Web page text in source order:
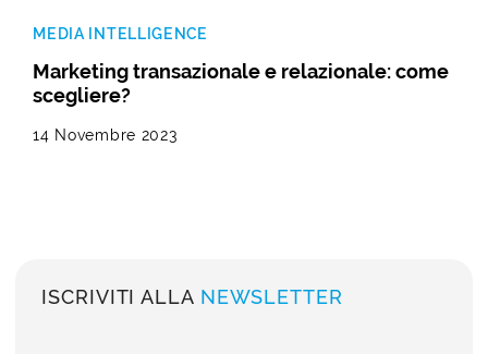
MEDIA INTELLIGENCE
Marketing transazionale e relazionale: come
scegliere?
14 Novembre 2023
ISCRIVITI ALLA NEWSLETTER